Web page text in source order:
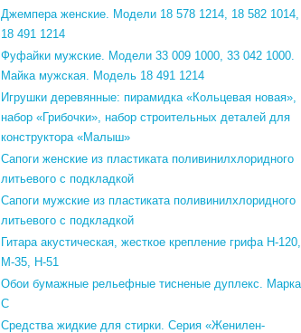
Джемпера женские. Модели 18 578 1214, 18 582 1014,
18 491 1214
Фуфайки мужские. Модели 33 009 1000, 33 042 1000.
Майка мужская. Модель 18 491 1214
Игрушки деревянные: пирамидка «Кольцевая новая»,
набор «Грибочки», набор строительных деталей для
конструктора «Малыш»
Сапоги женские из пластиката поливинилхлоридного
литьевого с подкладкой
Сапоги мужские из пластиката поливинилхлоридного
литьевого с подкладкой
Гитара акустическая, жесткое крепление грифа Н-120,
М-35, Н-51
Обои бумажные рельефные тисненые дуплекс. Марка
С
Средства жидкие для стирки. Серия «Женилен-